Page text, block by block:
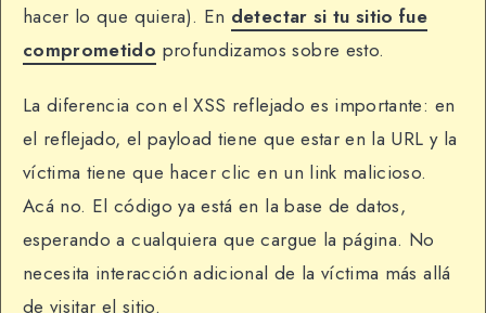
hacer lo que quiera). En detectar si tu sitio fue
comprometido profundizamos sobre esto.
La diferencia con el XSS reflejado es importante: en
el reflejado, el payload tiene que estar en la URL y la
víctima tiene que hacer clic en un link malicioso.
Acá no. El código ya está en la base de datos,
esperando a cualquiera que cargue la página. No
necesita interacción adicional de la víctima más allá
de visitar el sitio.